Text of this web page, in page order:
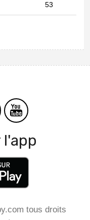
53
tous droits